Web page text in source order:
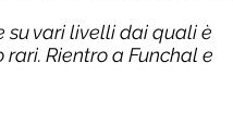
su vari livelli dai quali è
Rientro a Funchal e